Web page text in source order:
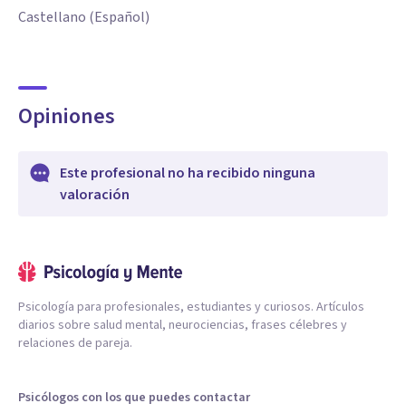
Castellano (Español)
Opiniones
Este profesional no ha recibido ninguna
valoración
Psicología para profesionales, estudiantes y curiosos. Artículos
diarios sobre salud mental, neurociencias, frases célebres y
relaciones de pareja.
Psicólogos con los que puedes contactar